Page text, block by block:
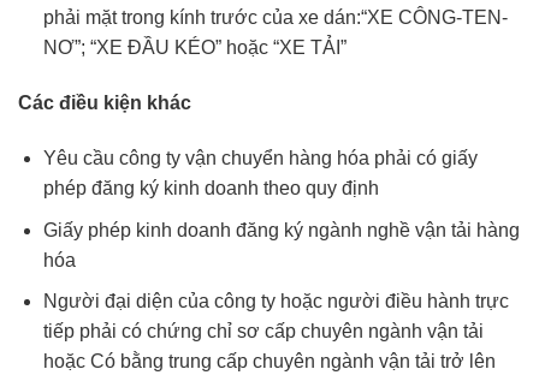
phải mặt trong kính trước của xe dán:“XE CÔNG-TEN-
NƠ”; “XE ĐẦU KÉO” hoặc “XE TẢI”
Các điều kiện khác
Yêu cầu công ty vận chuyển hàng hóa phải có giấy
phép đăng ký kinh doanh theo quy định
Giấy phép kinh doanh đăng ký ngành nghề vận tải hàng
hóa
Người đại diện của công ty hoặc người điều hành trực
tiếp phải có chứng chỉ sơ cấp chuyên ngành vận tải
hoặc Có bằng trung cấp chuyên ngành vận tải trở lên